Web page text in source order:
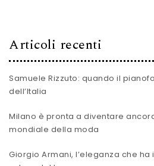
Articoli recenti
Samuele Rizzuto: quando il
dell’Italia
Milano è pronta a diventare
mondiale della moda
Giorgio Armani, l’eleganza che